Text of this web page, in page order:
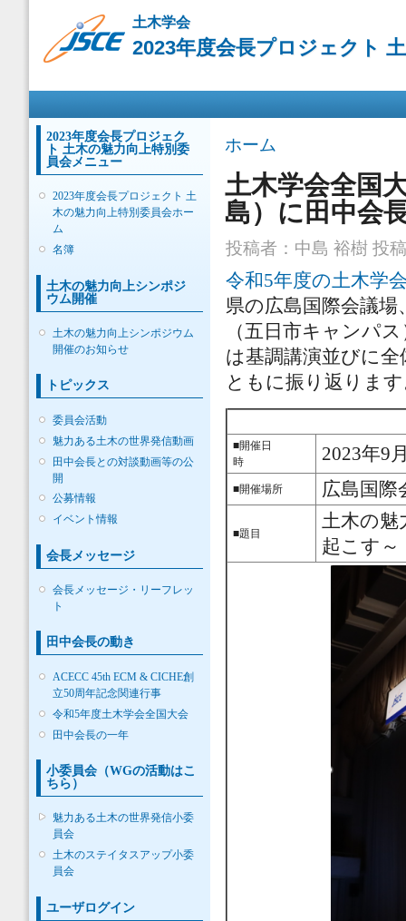
ン
動
土木学会
2023年度会長プロジェクト
2023年度会長プロジェク
ト 土木の魅力向上特別委
員会メニュー
2023年度会長プロジェクト 土
木の魅力向上特別委員会ホー
ム
名簿
土木の魅力向上シンポジ
ウム開催
土木の魅力向上シンポジウム
開催のお知らせ
トピックス
委員会活動
魅力ある土木の世界発信動画
田中会長との対談動画等の公
開
公募情報
イベント情報
会長メッセージ
会長メッセージ・リーフレッ
ト
田中会長の動き
ACECC 45th ECM & CICHE創
立50周年記念関連行事
令和5年度土木学会全国大会
田中会長の一年
小委員会（WGの活動はこ
ちら）
魅力ある土木の世界発信小委
員会
土木のステイタスアップ小委
員会
ユーザログイン
現在地
ホーム
土木学会全国
島）に田中会
投稿者： 中島 裕樹 投
令和5年度の土木学
県の広島国際会議
（五日市キャンパ
は基調講演並びに
ともに振り返りま
■開催日
時
2023年9
■開催場所 広島国際
■題目
土木の
起こす～